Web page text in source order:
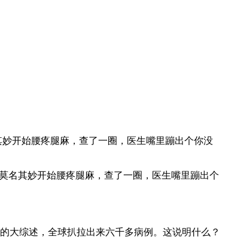
开始腰疼腿麻，查了一圈，医生嘴里蹦出个你没
名其妙开始腰疼腿麻，查了一圈，医生嘴里蹦出个
综述，全球扒拉出来六千多病例。这说明什么？